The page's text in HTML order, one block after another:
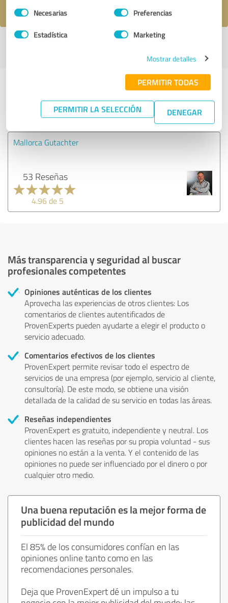
Selección
de
Necesarias Preferencias
Estadística Marketing
Mostrar detalles
PERMITIR TODAS
PERMITIR LA SELECCIÓN DENEGAR
Experiencias con otros
proveedores de servicios del sector
Servicios
Mallorca Gutachter
53 Reseñas
4.96 de 5
Más transparencia y seguridad al buscar
profesionales competentes
Opiniones auténticas de los clientes
Aprovecha las experiencias de otros clientes: Los
comentarios de clientes autentificados de
ProvenExperts pueden ayudarte a elegir el producto o
servicio adecuado.
Comentarios efectivos de los clientes
ProvenExpert permite revisar todo el espectro de
servicios de una empresa (por ejemplo, servicio al cliente,
consultoría). De este modo, se obtiene una visión
detallada de la calidad de su servicio en todas las áreas.
Reseñas independientes
ProvenExpert es gratuito, independiente y neutral. Los
clientes hacen las reseñas por su propia voluntad - sus
opiniones no están a la venta. Y el contenido de las
opiniones no puede ser influenciado por el dinero o por
cualquier otro medio.
Una buena reputación es la mejor forma de
publicidad del mundo
El 85% de los consumidores confían en las
opiniones online tanto como en las
recomendaciones personales.
Deja que ProvenExpert dé un impulso a tu